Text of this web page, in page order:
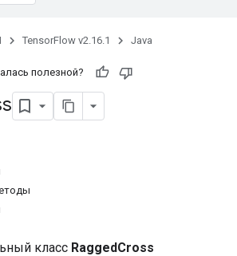
TensorFlow v2.16.1 Java
полезной?
класс RaggedCross